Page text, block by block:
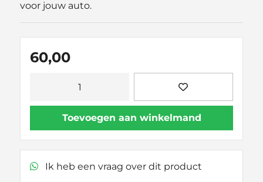
voor jouw auto.
60,00
186134
Toevoegen aan winkelmand
Ik heb een vraag over dit product